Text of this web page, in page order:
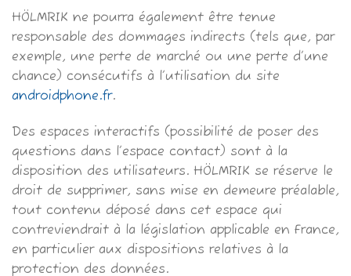
HÖLMRIK ne pourra également être tenue
responsable des dommages indirects (tels que, par
exemple, une perte de marché ou une perte d’une
chance) consécutifs à l’utilisation du site
androidphone.fr.
Des espaces interactifs (possibilité de poser des
questions dans l’espace contact) sont à la
disposition des utilisateurs. HÖLMRIK se réserve le
droit de supprimer, sans mise en demeure préalable,
tout contenu déposé dans cet espace qui
contreviendrait à la législation applicable en France,
en particulier aux dispositions relatives à la
protection des données.